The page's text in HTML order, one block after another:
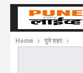
Home पुणे शहर